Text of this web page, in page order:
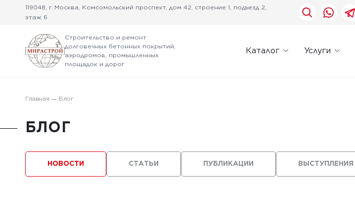
119048, г. Москва, Комсомольский проспект, дом 42, строение 1, подъезд 2,
этаж 6
Строительство и ремонт
долговечных бетонных покрытий,
аэродромов, промышленных
площадок и дорог
Каталог Услуги
Главная Блог
БЛОГ
ВЫСТУПЛЕНИЯ
ПУБЛИКАЦИИ
НОВОСТИ СТАТЬИ